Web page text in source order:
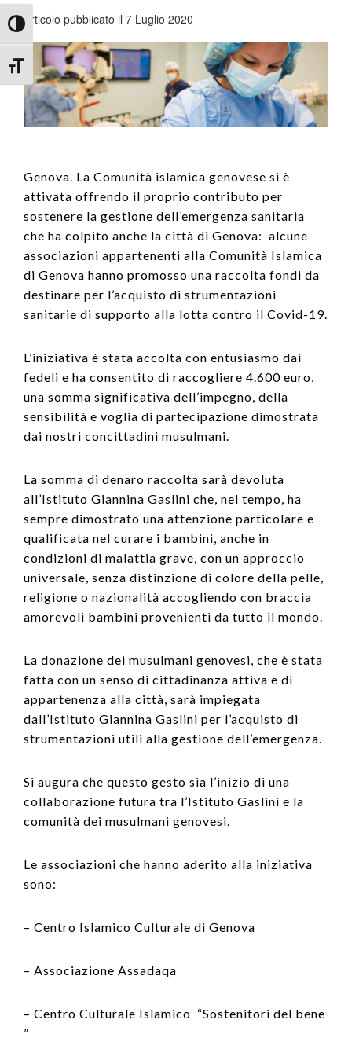
Attiva/disattiva alto contrasto
Attiva/disattiva dimensione testo
Articolo pubblicato il 7 Luglio 2020
Genova. La Comunità islamica genovese si è
attivata offrendo il proprio contributo per
sostenere la gestione dell’emergenza sanitaria
che ha colpito anche la città di Genova: alcune
associazioni appartenenti alla Comunità Islamica
di Genova hanno promosso una raccolta fondi da
destinare per l’acquisto di strumentazioni
sanitarie di supporto alla lotta contro il Covid-19.
L’iniziativa è stata accolta con entusiasmo dai
fedeli e ha consentito di raccogliere 4.600 euro,
una somma significativa dell’impegno, della
sensibilità e voglia di partecipazione dimostrata
dai nostri concittadini musulmani.
La somma di denaro raccolta sarà devoluta
all’Istituto Giannina Gaslini che, nel tempo, ha
sempre dimostrato una attenzione particolare e
qualificata nel curare i bambini, anche in
condizioni di malattia grave, con un approccio
universale, senza distinzione di colore della pelle,
religione o nazionalità accogliendo con braccia
amorevoli bambini provenienti da tutto il mondo.
La donazione dei musulmani genovesi, che è stata
fatta con un senso di cittadinanza attiva e di
appartenenza alla città, sarà impiegata
dall’Istituto Giannina Gaslini per l’acquisto di
strumentazioni utili alla gestione dell’emergenza.
Si augura che questo gesto sia l’inizio di una
collaborazione futura tra l’Istituto Gaslini e la
comunità dei musulmani genovesi.
Le associazioni che hanno aderito alla iniziativa
sono:
– Centro Islamico Culturale di Genova
– Associazione Assadaqa
– Centro Culturale Islamico “Sostenitori del bene
”